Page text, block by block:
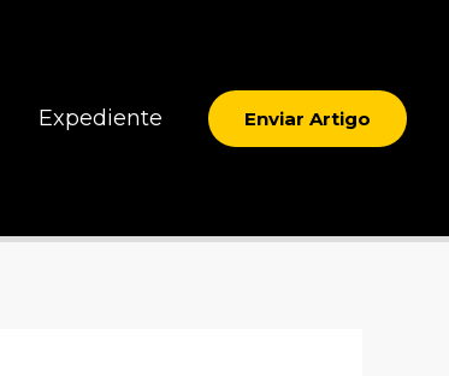
Expediente Enviar Artigo